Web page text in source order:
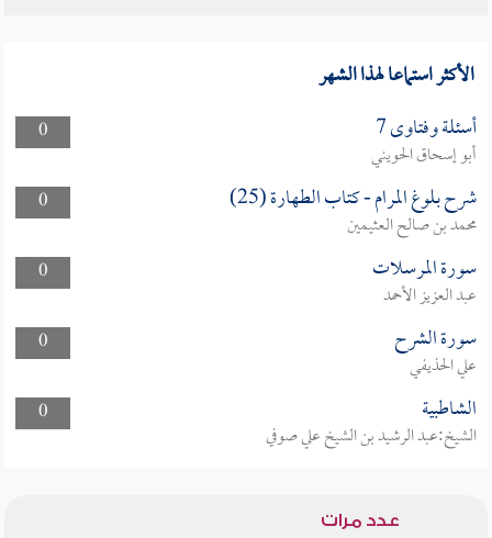
الأكثر استماعا لهذا الشهر
0 أسئلة وفتاوى 7
أبو إسحاق الحويني
0
شرح بلوغ المرام - كتاب الطهارة (25)
محمد بن صالح العثيمين
0
سورة المرسلات
عبد العزيز الأحمد
0
سورة الشرح
علي الحذيفي
0
الشاطبية
الشيخ:عبد الرشيد بن الشيخ علي صوفي
عدد مرات